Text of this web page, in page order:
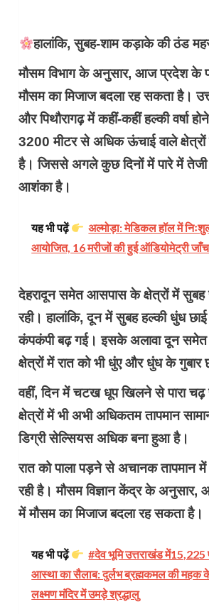
हालांकि, सुबह-शाम कड़ाके की ठंड
मौसम विभाग के अनुसार, आज प्रदेश के
मौसम का मिजाज बदला रह सकता है।
और पिथौरागढ़ में कहीं-कहीं हल्की वर्षा
3200 मीटर से अधिक ऊंचाई वाले क्षेत्रों
है। जिससे अगले कुछ दिनों में पारे में तेजी
आशंका है।
यह भी पढ़ें
अल्मोड़ा: मेडिकल हॉल में
आयोजित, 16 मरीजों की हुई ऑडियोमेट्री जाँच
देहरादून समेत आसपास के क्षेत्रों में सुबह
रही। हालांकि, दून में सुबह हल्की धुंध
कंपकंपी बढ़ गई। इसके अलावा दून समेत
क्षेत्रों में रात को भी धुंए और धुंध के गुबार
वहीं, दिन में चटख धूप खिलने से पारा चढ़
क्षेत्रों में भी अभी अधिकतम तापमान
डिग्री सेल्सियस अधिक बना हुआ है।
रात को पाला पड़ने से अचानक तापमान में
रही है। मौसम विज्ञान केंद्र के
में मौसम का मिजाज बदला रह सकता है।
यह भी पढ़ें
#देव भूमि उत्तराखंड
आस्था का सैलाब: दुर्लभ ब्रह्मकमल की महक
लक्ष्मण मंदिर में उमड़े श्रद्धालु